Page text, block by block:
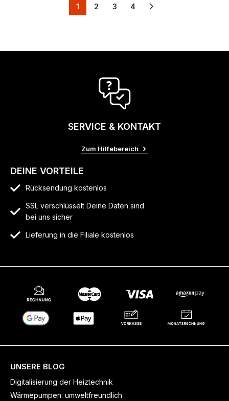
1 2 3 4
SERVICE & KONTAKT
Zum Hilfebereich
DEINE VORTEILE
Rücksendung kostenlos
SSL verschlüsselt Deine Daten sind
bei uns sicher
Lieferung in die Filiale kostenlos
UNSERE BLOG
Digitalisierung der Heiztechnik
Wärmepumpen: umweltfreundlich